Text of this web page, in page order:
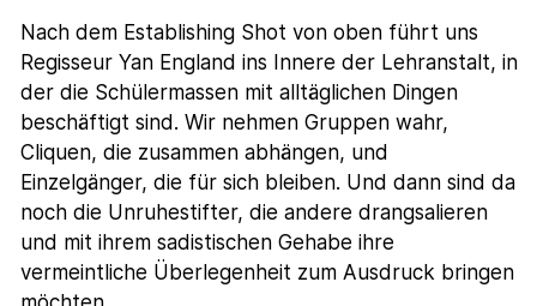
Nach dem Establishing Shot von oben führt uns
Regisseur Yan England ins Innere der Lehranstalt, in
der die Schülermassen mit alltäglichen Dingen
beschäftigt sind. Wir nehmen Gruppen wahr,
Cliquen, die zusammen abhängen, und
Einzelgänger, die für sich bleiben. Und dann sind da
noch die Unruhestifter, die andere drangsalieren
und mit ihrem sadistischen Gehabe ihre
vermeintliche Überlegenheit zum Ausdruck bringen